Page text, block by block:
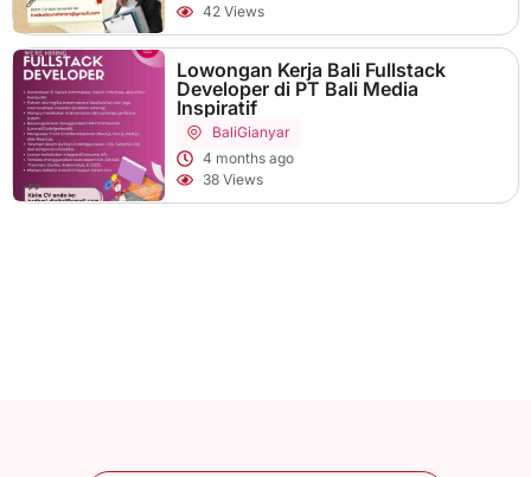
42 Views
Lowongan Kerja Bali Fullstack
Developer di PT Bali Media
Inspiratif
BaliGianyar
4 months ago
38 Views